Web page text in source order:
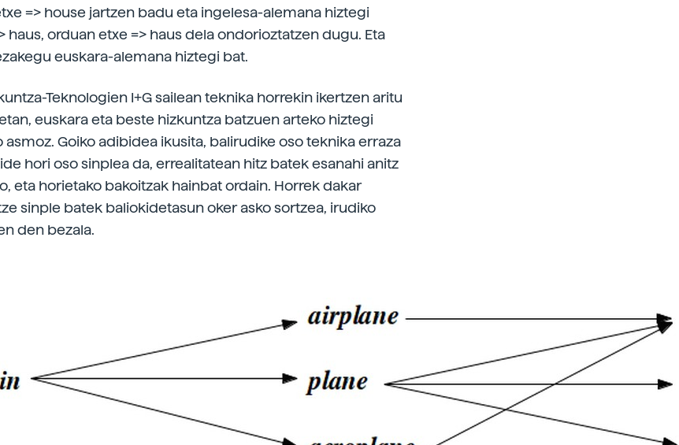
=> house jartzen badu eta ingelesa-alemana hiztegi
haus, orduan etxe => haus dela ondorioztatzen dugu. Eta
euskara-alemana hiztegi bat.
Teknologien I+G sailean teknika horrekin ikertzen aritu
euskara eta beste hizkuntza batzuen arteko hiztegi
asmoz. Goiko adibidea ikusita, balirudike oso teknika erraza
hori oso sinplea da, errealitatean hitz batek esanahi anitz
eta horietako bakoitzak hainbat ordain. Horrek dakar
sinple batek baliokidetasun oker asko sortzea, irudiko
den bezala.